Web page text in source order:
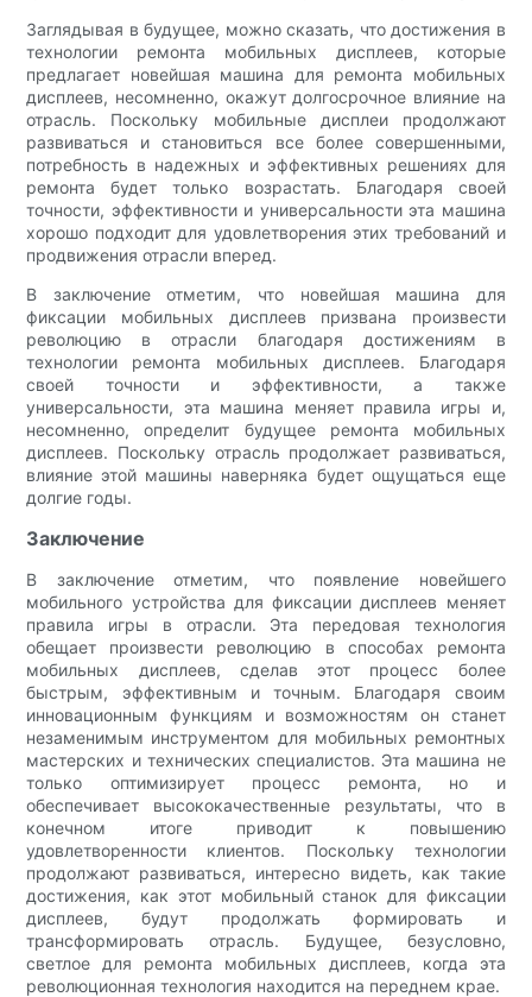
Заглядывая в будущее, можно сказать, что достижения в
технологии ремонта мобильных дисплеев, которые
предлагает новейшая машина для ремонта мобильных
дисплеев, несомненно, окажут долгосрочное влияние на
отрасль. Поскольку мобильные дисплеи продолжают
развиваться и становиться все более совершенными,
потребность в надежных и эффективных решениях для
ремонта будет только возрастать. Благодаря своей
точности, эффективности и универсальности эта машина
хорошо подходит для удовлетворения этих требований и
продвижения отрасли вперед.
В заключение отметим, что новейшая машина для
фиксации мобильных дисплеев призвана произвести
революцию в отрасли благодаря достижениям в
технологии ремонта мобильных дисплеев. Благодаря
своей точности и эффективности, а также
универсальности, эта машина меняет правила игры и,
несомненно, определит будущее ремонта мобильных
дисплеев. Поскольку отрасль продолжает развиваться,
влияние этой машины наверняка будет ощущаться еще
долгие годы.
Заключение
В заключение отметим, что появление новейшего
мобильного устройства для фиксации дисплеев меняет
правила игры в отрасли. Эта передовая технология
обещает произвести революцию в способах ремонта
мобильных дисплеев, сделав этот процесс более
быстрым, эффективным и точным. Благодаря своим
инновационным функциям и возможностям он станет
незаменимым инструментом для мобильных ремонтных
мастерских и технических специалистов. Эта машина не
только оптимизирует процесс ремонта, но и
обеспечивает высококачественные результаты, что в
конечном итоге приводит к повышению
удовлетворенности клиентов. Поскольку технологии
продолжают развиваться, интересно видеть, как такие
достижения, как этот мобильный станок для фиксации
дисплеев, будут продолжать формировать и
трансформировать отрасль. Будущее, безусловно,
светлое для ремонта мобильных дисплеев, когда эта
революционная технология находится на переднем крае.